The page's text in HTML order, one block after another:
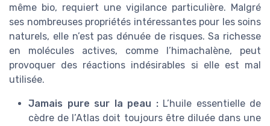
même bio, requiert une vigilance particulière. Malgré
ses nombreuses propriétés intéressantes pour les soins
naturels, elle n’est pas dénuée de risques. Sa richesse
en molécules actives, comme l’himachalène, peut
provoquer des réactions indésirables si elle est mal
utilisée.
Jamais pure sur la peau :L’huile essentielle de
cèdre de l’Atlas doit toujours être diluée dans une